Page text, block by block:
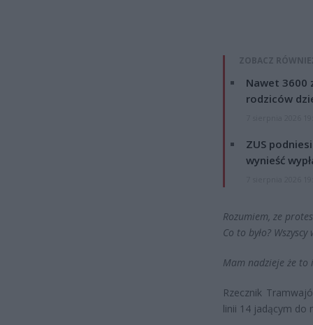
ZOBACZ
Nawet 3600
rodziców
ZUS
wynieść
Rozumiem, ze
Co to było?
Mam nadzieje że to
Rzecznik
linii 14 jadącym do